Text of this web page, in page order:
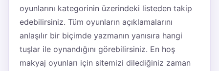
oyunlarını kategorinin üzerindeki listeden takip
edebilirsiniz. Tüm oyunların açıklamalarını
anlaşılır bir biçimde yazmanın yanısıra hangi
tuşlar ile oynandığını görebilirsiniz. En hoş
makyaj oyunları için sitemizi dilediğiniz zaman